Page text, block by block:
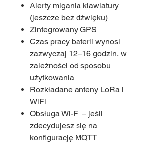
Alerty migania klawiatury
(jeszcze bez dźwięku)
Zintegrowany GPS
Czas pracy baterii wynosi
zazwyczaj 12–16 godzin, w
zależności od sposobu
użytkowania
Rozkładane anteny LoRa i
WiFi
Obsługa Wi-Fi – jeśli
zdecydujesz się na
konfigurację MQTT